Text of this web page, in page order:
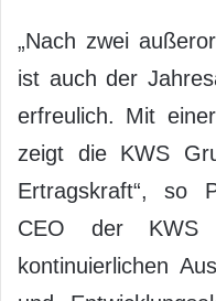
„Nach zwei
ist auch der
erfreulich. Mit
zeigt die KWS
Ertragskraft“, so
CEO der KWS
kontinuierlichen